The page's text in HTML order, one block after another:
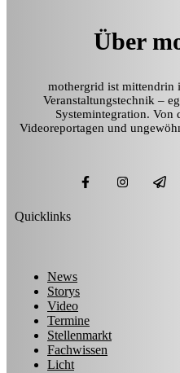
Über
mothergrid ist mittendrin
Veranstaltungstechnik –
Systemintegration. Von
Videoreportagen und
Quicklinks
News
Storys
Video
Termine
Stellenmarkt
Fachwissen
Licht